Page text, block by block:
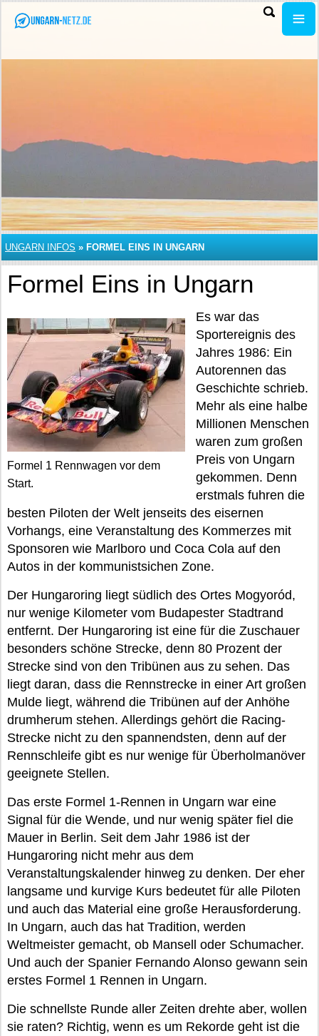
UNGARN INFOS » FORMEL EINS IN UNGARN
Formel Eins in Ungarn
Formel 1 Rennwagen vor dem
Start.
Es war das
Sportereignis des
Jahres 1986: Ein
Autorennen das
Geschichte schrieb.
Mehr als eine halbe
Millionen Menschen
waren zum großen
Preis von Ungarn
gekommen. Denn
erstmals fuhren die
besten Piloten der Welt jenseits des eisernen
Vorhangs, eine Veranstaltung des Kommerzes mit
Sponsoren wie Marlboro und Coca Cola auf den
Autos in der kommunistsichen Zone.
Der Hungaroring liegt südlich des Ortes Mogyoród,
nur wenige Kilometer vom Budapester Stadtrand
entfernt. Der Hungaroring ist eine für die Zuschauer
besonders schöne Strecke, denn 80 Prozent der
Strecke sind von den Tribünen aus zu sehen. Das
liegt daran, dass die Rennstrecke in einer Art großen
Mulde liegt, während die Tribünen auf der Anhöhe
drumherum stehen. Allerdings gehört die Racing-
Strecke nicht zu den spannendsten, denn auf der
Rennschleife gibt es nur wenige für Überholmanöver
geeignete Stellen.
Das erste Formel 1-Rennen in Ungarn war eine
Signal für die Wende, und nur wenig später fiel die
Mauer in Berlin. Seit dem Jahr 1986 ist der
Hungaroring nicht mehr aus dem
Veranstaltungskalender hinweg zu denken. Der eher
langsame und kurvige Kurs bedeutet für alle Piloten
und auch das Material eine große Herausforderung.
In Ungarn, auch das hat Tradition, werden
Weltmeister gemacht, ob Mansell oder Schumacher.
Und auch der Spanier Fernando Alonso gewann sein
erstes Formel 1 Rennen in Ungarn.
Die schnellste Runde aller Zeiten drehte aber, wollen
sie raten? Richtig, wenn es um Rekorde geht ist die